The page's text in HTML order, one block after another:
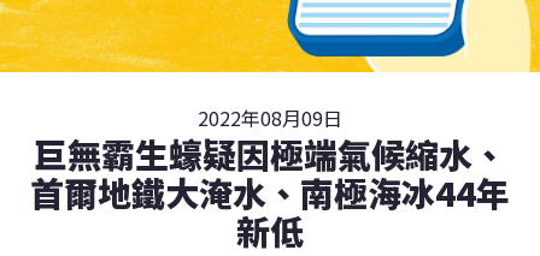
2022年08月09日
巨無霸生蠔疑因極端氣候縮水、
首爾地鐵大淹水、南極海冰44年
新低